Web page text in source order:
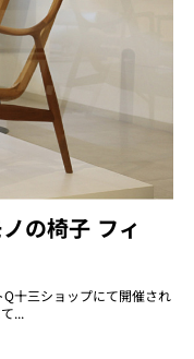
の椅子 フィ
十三ショップにて開催され
...